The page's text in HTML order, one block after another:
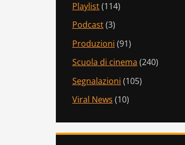
Playlist(114)
Podcast(3)
Produzioni (91)
Scuola di cinema (240)
Segnalazioni (105)
Viral News (10)